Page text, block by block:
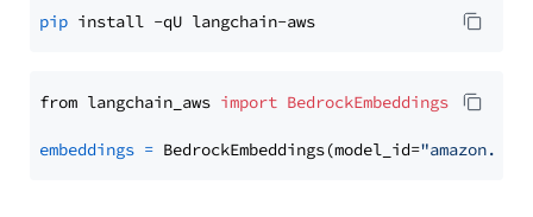
pip
from langchain_aws import BedrockEmbeddings
embeddings = BedrockEmbeddings(model_id=